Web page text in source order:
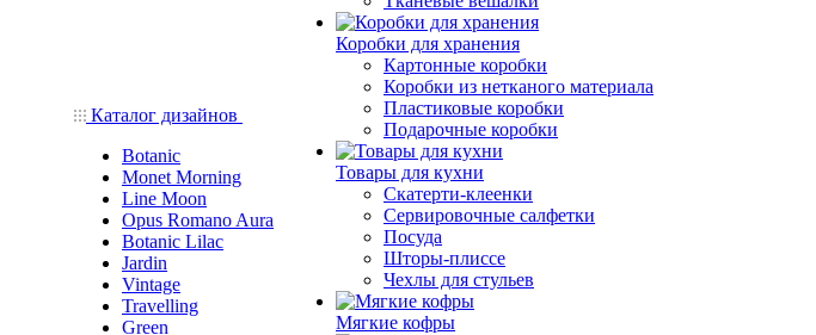
Каталог дизайнов
Botanic
Monet Morning
Line Moon
Opus Romano Aura
Botanic Lilac
Jardin
Vintage
Travelling
Green
Коробки для хранения
Картонные коробки
Коробки из нетканого материала
Пластиковые коробки
Подарочные коробки
Товары для кухни
Скатерти-клеенки
Сервировочные салфетки
Посуда
Шторы-плиссе
Чехлы для стульев
Мягкие кофры